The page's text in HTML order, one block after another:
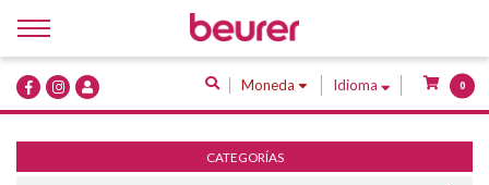
Moneda Idioma 0
Inicio
Quiénes Somos
CATEGORÍAS